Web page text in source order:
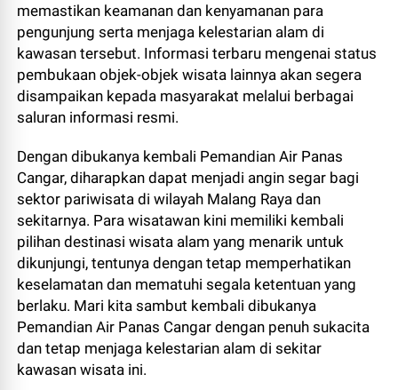
memastikan keamanan dan kenyamanan para
pengunjung serta menjaga kelestarian alam di
kawasan tersebut. Informasi terbaru mengenai status
pembukaan objek-objek wisata lainnya akan segera
disampaikan kepada masyarakat melalui berbagai
saluran informasi resmi.
Dengan dibukanya kembali Pemandian Air Panas
Cangar, diharapkan dapat menjadi angin segar bagi
sektor pariwisata di wilayah Malang Raya dan
sekitarnya. Para wisatawan kini memiliki kembali
pilihan destinasi wisata alam yang menarik untuk
dikunjungi, tentunya dengan tetap memperhatikan
keselamatan dan mematuhi segala ketentuan yang
berlaku. Mari kita sambut kembali dibukanya
Pemandian Air Panas Cangar dengan penuh sukacita
dan tetap menjaga kelestarian alam di sekitar
kawasan wisata ini.